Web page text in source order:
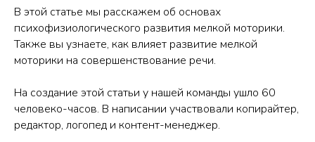
В этой статье мы расскажем об основах
психофизиологического развития мелкой моторики.
Также вы узнаете, как влияет развитие мелкой
моторики на совершенствование речи.
На создание этой статьи у нашей команды ушло 60
человеко-часов. В написании участвовали копирайтер,
редактор, логопед и контент-менеджер.